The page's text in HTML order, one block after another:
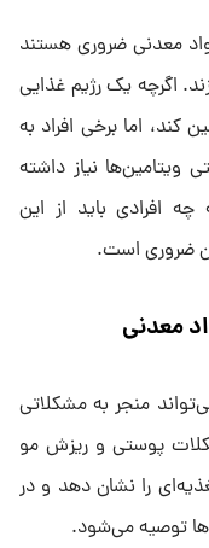
معدنی ضروری هستند
اگرچه یک رژیم غذایی
کند، اما برخی افراد به
نیاز داشته
افرادی باید از این
ضروری است.
منجر به مشکلاتی
پوستی و ریزش مو
را نشان دهد و در
توصیه می‌شود.